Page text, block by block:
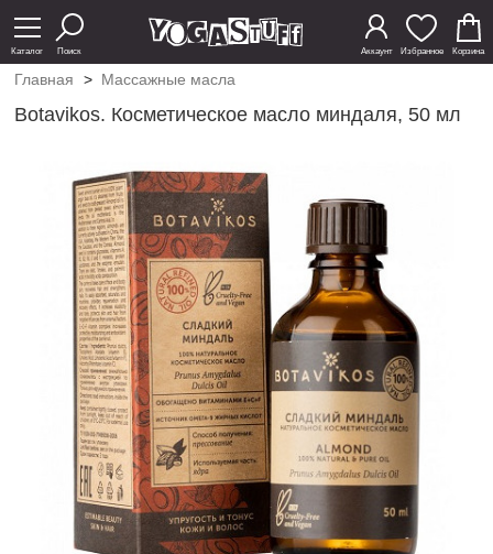
Каталог Поиск Аккаунт Избранное Корзина
Главная > Массажные масла
Botavikos. Косметическое масло миндаля, 50 мл